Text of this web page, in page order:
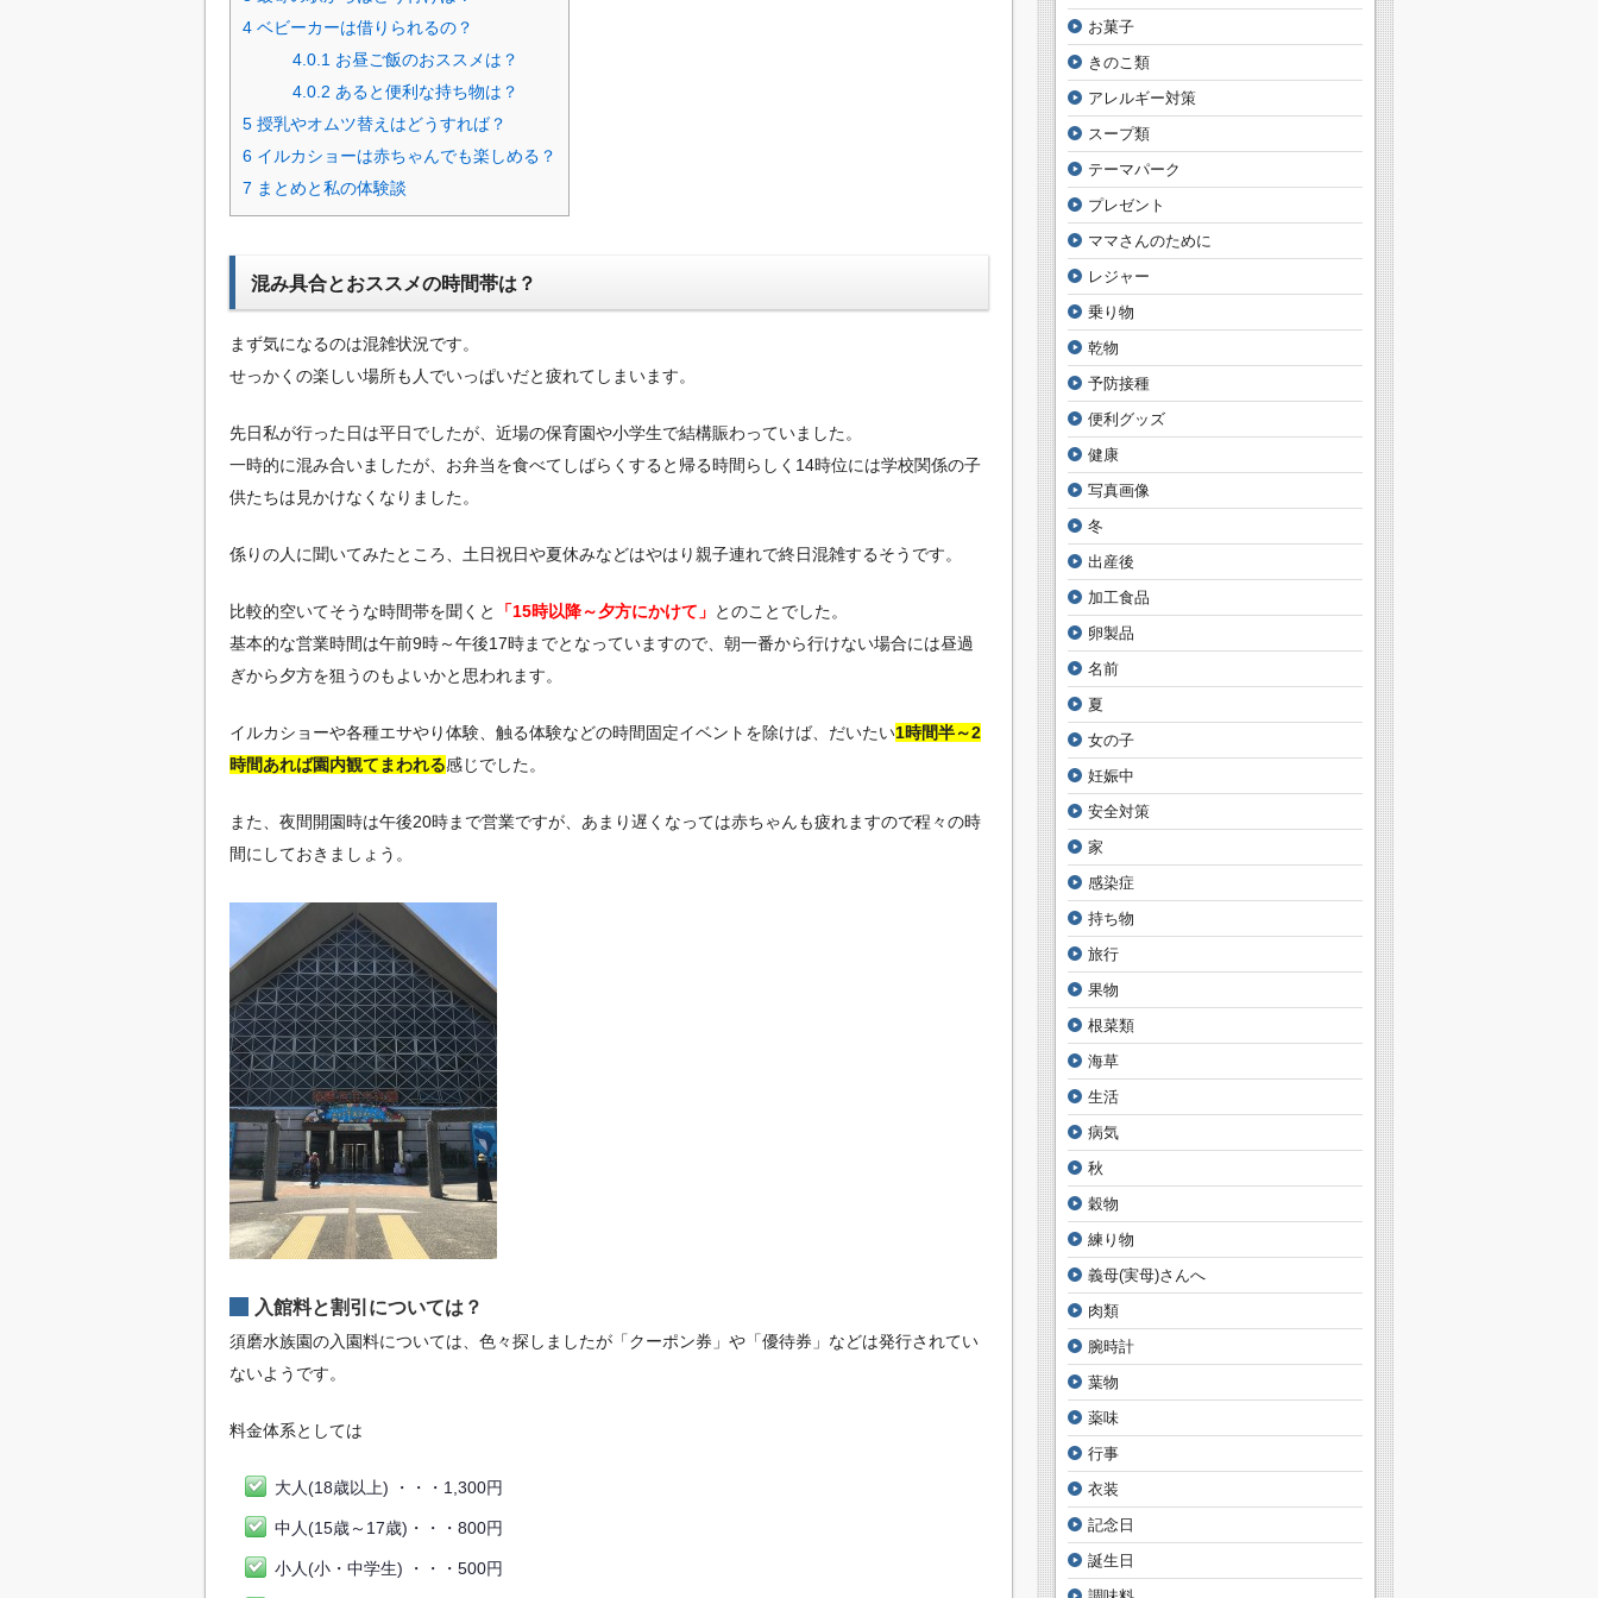
4 ベビーカーは借りられるの？
4.0.1 お昼ご飯のおススメは？
4.0.2 あると便利な持ち物は？
5 授乳やオムツ替えはどうすれば？
6 イルカショーは赤ちゃんでも楽しめる？
7 まとめと私の体験談
混み具合とおススメの時間帯は？
まず気になるのは混雑状況です。
せっかくの楽しい場所も人でいっぱいだと疲れてしまいます。
先日私が行った日は平日でしたが、近場の保育園や小学生で結構賑わっていました。
一時的に混み合いましたが、お弁当を食べてしばらくすると帰る時間らしく14時位には学校関係の子
供たちは見かけなくなりました。
係りの人に聞いてみたところ、土日祝日や夏休みなどはやはり親子連れで終日混雑するそうです。
比較的空いてそうな時間帯を聞くと 「15時以降～夕方にかけて」 とのことでした。
基本的な営業時間は午前9時～午後17時までとなっていますので、朝一番から行けない場合には昼過
ぎから夕方を狙うのもよいかと思われます。
イルカショーや各種エサやり体験、触る体験などの時間固定イベントを除けば、だいたい1時間半～2
時間あれば園内観てまわれる感じでした。
また、夜間開園時は午後20時まで営業ですが、あまり遅くなっては赤ちゃんも疲れますので程々の時
間にしておきましょう。
入館料と割引については？
須磨水族園の入園料については、色々探しましたが「クーポン券」や「優待券」などは発行されてい
ないようです。
料金体系としては
大人(18歳以上) ・・・1,300円
中人(15歳～17歳)・・・800円
小人(小・中学生) ・・・500円
お菓子
きのこ類
アレルギー対策
スープ類
テーマパーク
プレゼント
ママさんのために
レジャー
乗り物
乾物
予防接種
便利グッズ
健康
写真画像
冬
出産後
加工食品
卵製品
名前
夏
女の子
妊娠中
安全対策
家
感染症
持ち物
旅行
果物
根菜類
海草
生活
病気
秋
穀物
練り物
義母(実母)さんへ
肉類
腕時計
葉物
薬味
行事
衣装
記念日
誕生日